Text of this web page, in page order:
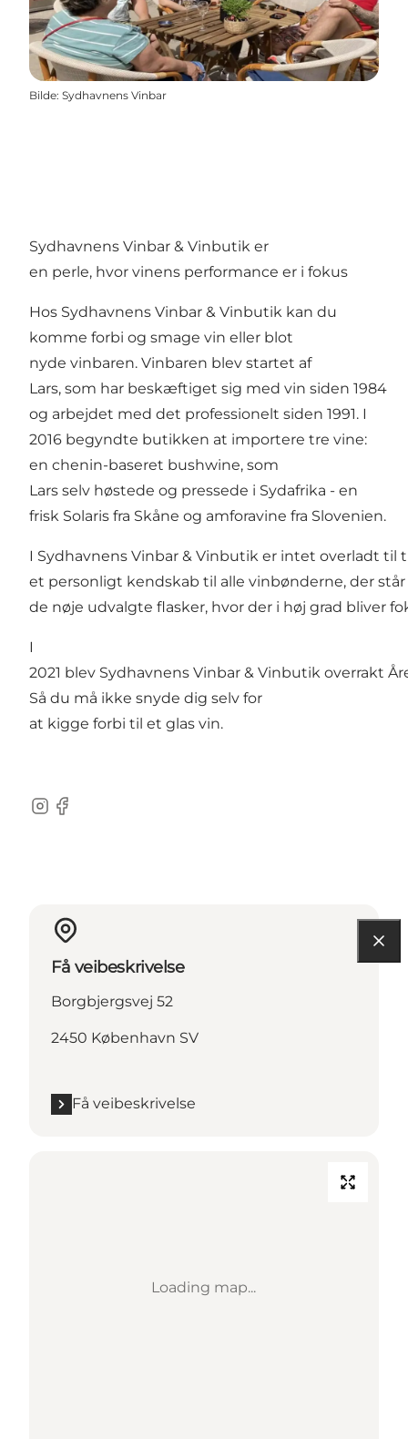
Bilde: Sydhavnens Vinbar
Sydhavnens Vinbar & Vinbutik er
en perle, hvor vinens performance er i fokus
Hos Sydhavnens Vinbar & Vinbutik kan du
komme forbi og smage vin eller blot
nyde vinbaren. Vinbaren blev startet af
Lars, som har beskæftiget sig med vin siden 1984
og arbejdet med det professionelt siden 1991. I
2016 begyndte butikken at importere tre vine:
en chenin-baseret bushwine, som
Lars selv høstede og pressede i Sydafrika - en
frisk Solaris fra Skåne og amforavine fra Slovenien.
I Sydhavnens Vinbar & Vinbutik er intet overladt til
et personligt kendskab til alle vinbønderne, der
de nøje udvalgte flasker, hvor der i høj grad bliver
I
2021 blev Sydhavnens Vinbar & Vinbutik overrakt
Så du må ikke snyde dig selv for
at kigge forbi til et glas vin.
Instagram
Facebook
Få veibeskrivelse
Borgbjergsvej 52
2450 København SV
Få veibeskrivelse
Loading map...